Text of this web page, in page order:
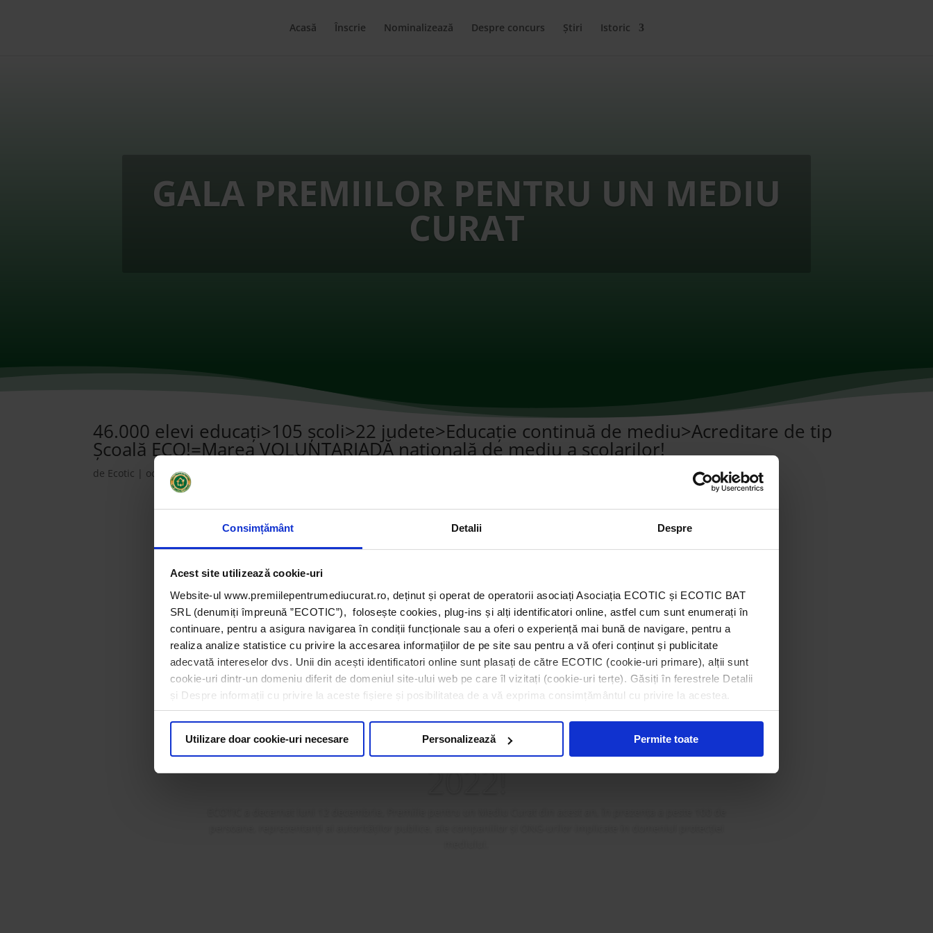
Consimțământ Detalii Despre
Acest site utilizează cookie-uri
Website-ul www.premiilepentrumediucurat.ro, deținut și operat de operatorii asociați Asociația ECOTIC și ECOTIC BAT
SRL (denumiți împreună ”ECOTIC”), folosește cookies, plug-ins și alți identificatori online, astfel cum sunt enumerați în
continuare, pentru a asigura navigarea în condiții funcționale sau a oferi o experiență mai bună de navigare, pentru a
realiza analize statistice cu privire la accesarea informațiilor de pe site sau pentru a vă oferi conținut și publicitate
adecvată intereselor dvs. Unii din acești identificatori online sunt plasați de către ECOTIC (cookie-uri primare), alții sunt
cookie-uri dintr-un domeniu diferit de domeniul site-ului web pe care îl vizitați (cookie-uri terțe). Găsiți în ferestrele Detalii
și Despre informații cu privire la aceste fișiere și posibilitatea de a vă exprima consimțământul cu privire la acestea.
Utilizare doar cookie-uri necesare Personalizează Permite toate
Acasă Înscrie Nominalizează Despre concurs Știri Istoric
GALA PREMIILOR PENTRU UN MEDIU
CURAT
46.000 elevi educați>105 școli>22 judete>Educație continuă de mediu>Acreditare de tip
Școală ECO!=Marea VOLUNTARIADĂ națională de mediu a școlarilor!
de Ecotic | oct. 8, 2021
ECOTIC a premiat câștigătorii din Gala
Premiilor pentru un Mediu Curat
2022!